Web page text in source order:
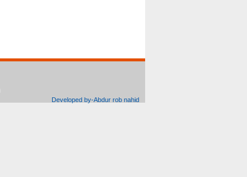
Developed by-Abdur rob nahid